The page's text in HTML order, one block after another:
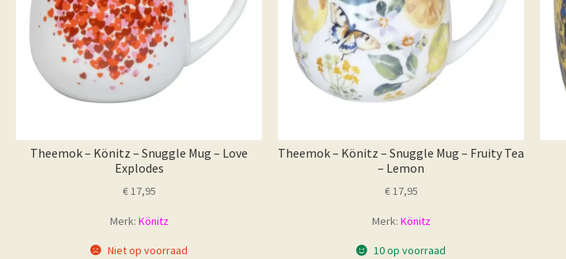
Theemok – Könitz – Snuggle Mug – Love
Explodes
€17,95
Merk: Könitz
Niet op voorraad
Theemok – Könitz – Snuggle Mug – Fruity Tea
– Lemon
€17,95
Merk: Könitz
10 op voorraad